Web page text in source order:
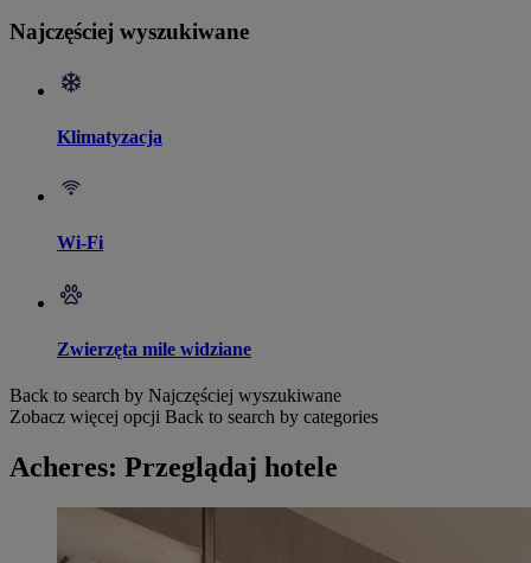
Najczęściej wyszukiwane
Klimatyzacja
Wi-Fi
Zwierzęta mile widziane
Back to search by Najczęściej wyszukiwane
Zobacz więcej opcji Back to search by categories
Acheres: Przeglądaj hotele